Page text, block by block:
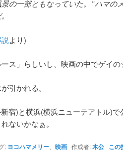
の一部ともなっていた。”ハマの
より)
ス」らしいし、映画の中でゲイ
引かれる。
宿)と横浜(横浜ニューテアトル)で
ないかなぁ。
: ヨコハマメリー、 映画作成者:木公 この